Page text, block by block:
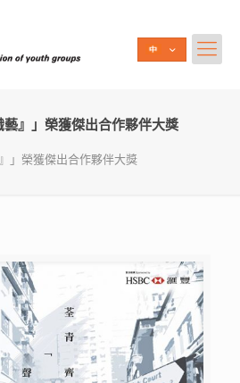
』」榮獲傑出合作夥伴大獎
」榮獲傑出合作夥伴大獎